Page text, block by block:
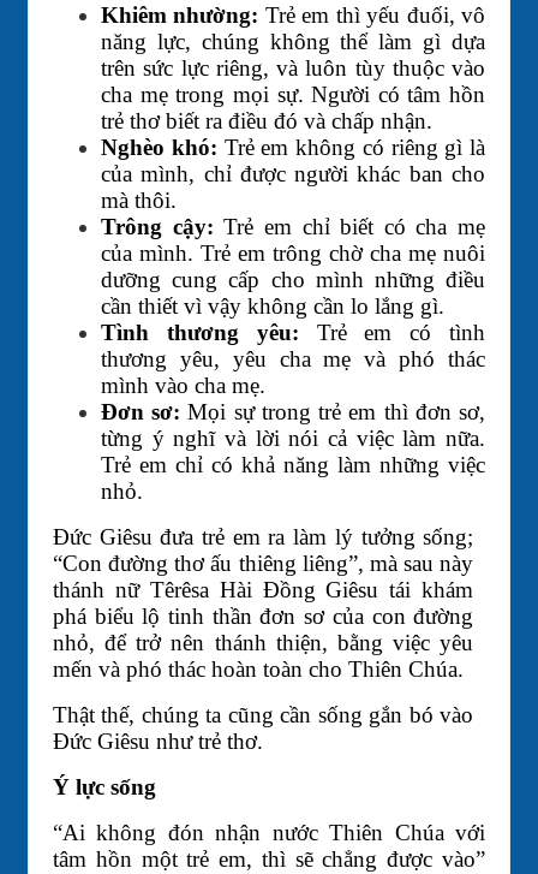
Khiêm nhường: Trẻ em thì yếu đuối, vô
năng lực, chúng không thể làm gì dựa
trên sức lực riêng, và luôn tùy thuộc vào
cha mẹ trong mọi sự. Người có tâm hồn
trẻ thơ biết ra điều đó và chấp nhận.
Nghèo khó: Trẻ em không có riêng gì là
của mình, chỉ được người khác ban cho
mà thôi.
Trông cậy:Trẻ em chỉ biết có cha mẹ
của mình. Trẻ em trông chờ cha mẹ nuôi
dưỡng cung cấp cho mình những điều
cần thiết vì vậy không cần lo lắng gì.
Tình thương yêu: Trẻ em có tình
thương yêu, yêu cha mẹ và phó thác
mình vào cha mẹ.
Đơn sơ: Mọi sự trong trẻ em thì đơn sơ,
từng ý nghĩ và lời nói cả việc làm nữa.
Trẻ em chỉ có khả năng làm những việc
nhỏ.
Ðức Giêsu đưa trẻ em ra làm lý tưởng sống;
“Con đường thơ ấu thiêng liêng”, mà sau này
thánh nữ Têrêsa Hài Ðồng Giêsu tái khám
phá biểu lộ tinh thần đơn sơ của con đường
nhỏ, để trở nên thánh thiện, bằng việc yêu
mến và phó thác hoàn toàn cho Thiên Chúa.
Thật thế, chúng ta cũng cần sống gắn bó vào
Ðức Giêsu như trẻ thơ.
Ý lực sống
“Ai không đón nhận nước Thiên Chúa với
tâm hồn một trẻ em, thì sẽ chẳng được vào”